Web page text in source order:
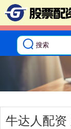
牛达人配资